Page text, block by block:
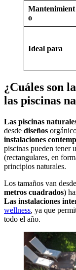
Mantenimient
o
Ideal para
¿Cuáles son
las piscinas
Las piscinas
desde diseños
instalaciones
piscinas pueden tener
(rectangulares, en
principios naturales.
Los tamaños van
metros cuadrados)
Las instalaciones
wellness, ya que
todo el año.